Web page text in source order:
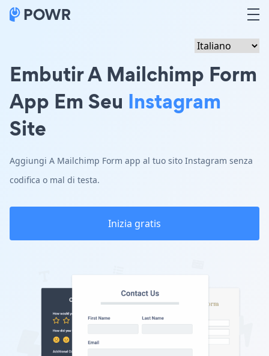
Embutir A Mailchimp Form
App Em Seu Instagram
Site
Aggiungi A Mailchimp Form app al tuo sito Instagram senza
codifica o mal di testa.
Inizia gratis